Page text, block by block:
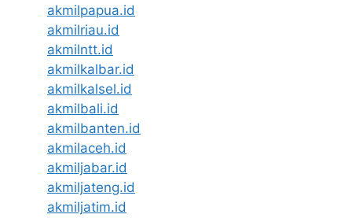
akmilpapua.id
akmilriau.id
akmilntt.id
akmilkalbar.id
akmilkalsel.id
akmilbali.id
akmilbanten.id
akmilaceh.id
akmiljabar.id
akmiljateng.id
akmiljatim.id